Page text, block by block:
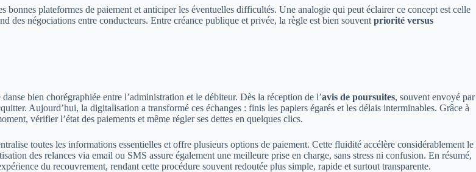
bonnes plateformes de paiement et anticiper les éventuelles difficultés. Une analogie qui peut éclairer ce concept est celle
négociations entre conducteurs. Entre créance publique et privée, la règle est bien souvent priorité versus
bien chorégraphiée entre l’administration et le débiteur. Dès la réception de l’avis de poursuites, souvent envoyé par
Aujourd’hui, la digitalisation a transformé ces échanges : finis les papiers égarés et les délais interminables. Grâce à
vérifier l’état des paiements et même régler ses dettes en quelques clics.
toutes les informations essentielles et offre plusieurs options de paiement. Cette fluidité accélère considérablement le
des relances via email ou SMS assure également une meilleure prise en charge, sans stress ni confusion. En résumé,
du recouvrement, rendant cette procédure souvent redoutée plus simple, rapide et surtout transparente.